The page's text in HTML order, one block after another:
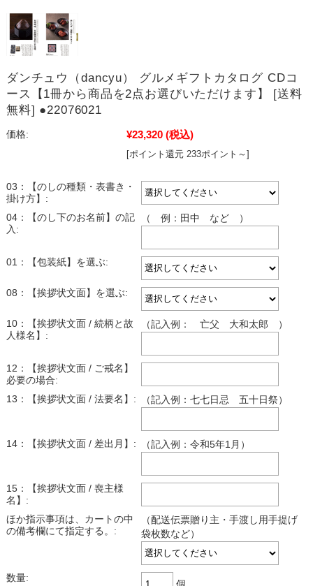
ダンチュウ（dancyu） グルメギフトカタログ CDコ
ース【1冊から商品を2点お選びいただけます】 [送料
無料] ●22076021
価格: ¥23,320 (税込)
[ポイント還元 233ポイント～]
03：【のしの種類・表書き・
掛け方】:
04：【のし下のお名前】の記
入:
（ 例：田中 など ）
01：【包装紙】を選ぶ:
08：【挨拶状文面】を選ぶ:
10：【挨拶状文面 / 続柄と故
人様名】:
（記入例： 亡父 大和太郎 ）
12：【挨拶状文面 / ご戒名】
必要の場合:
13：【挨拶状文面 / 法要名】:
（記入例：七七日忌 五十日祭）
14：【挨拶状文面 / 差出月】: （記入例：令和5年1月）
15：【挨拶状文面 / 喪主様
名】:
ほか指示事項は、カートの中
の備考欄にて指定する。:
（配送伝票贈り主・手渡し用手提げ
袋枚数など）
数量:
個